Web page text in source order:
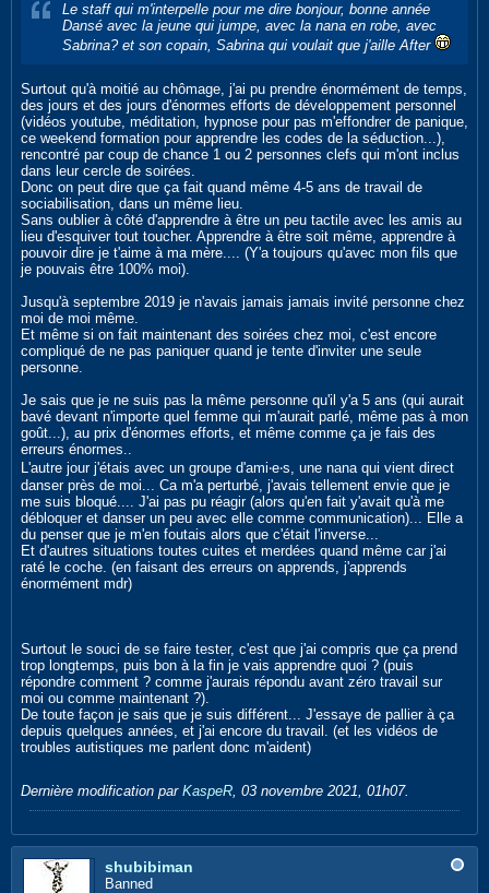
Le staff qui m'interpelle pour me dire bonjour, bonne année
Dansé avec la jeune qui jumpe, avec la nana en robe, avec
Sabrina? et son copain, Sabrina qui voulait que j'aille After
Surtout qu'à moitié au chômage, j'ai pu prendre énormément de temps,
des jours et des jours d'énormes efforts de développement personnel
(vidéos youtube, méditation, hypnose pour pas m'effondrer de panique,
ce weekend formation pour apprendre les codes de la séduction...),
rencontré par coup de chance 1 ou 2 personnes clefs qui m'ont inclus
dans leur cercle de soirées.
Donc on peut dire que ça fait quand même 4-5 ans de travail de
sociabilisation, dans un même lieu.
Sans oublier à côté d'apprendre à être un peu tactile avec les amis au
lieu d'esquiver tout toucher. Apprendre à être soit même, apprendre à
pouvoir dire je t'aime à ma mère.... (Y'a toujours qu'avec mon fils que
je pouvais être 100% moi).
Jusqu'à septembre 2019 je n'avais jamais jamais invité personne chez
moi de moi même.
Et même si on fait maintenant des soirées chez moi, c'est encore
compliqué de ne pas paniquer quand je tente d'inviter une seule
personne.
Je sais que je ne suis pas la même personne qu'il y'a 5 ans (qui aurait
bavé devant n'importe quel femme qui m'aurait parlé, même pas à mon
goût...), au prix d'énormes efforts, et même comme ça je fais des
erreurs énormes..
L'autre jour j'étais avec un groupe d'ami‧e‧s, une nana qui vient direct
danser près de moi... Ca m'a perturbé, j'avais tellement envie que je
me suis bloqué.... J'ai pas pu réagir (alors qu'en fait y'avait qu'à me
débloquer et danser un peu avec elle comme communication)... Elle a
du penser que je m'en foutais alors que c'était l'inverse...
Et d'autres situations toutes cuites et merdées quand même car j'ai
raté le coche. (en faisant des erreurs on apprends, j'apprends
énormément mdr)
Surtout le souci de se faire tester, c'est que j'ai compris que ça prend
trop longtemps, puis bon à la fin je vais apprendre quoi ? (puis
répondre comment ? comme j'aurais répondu avant zéro travail sur
moi ou comme maintenant ?).
De toute façon je sais que je suis différent... J'essaye de pallier à ça
depuis quelques années, et j'ai encore du travail. (et les vidéos de
troubles autistiques me parlent donc m'aident)
Dernière modification par KaspeR, 03 novembre 2021, 01h07.
shubibiman
Banned